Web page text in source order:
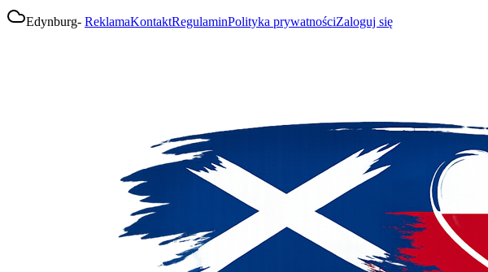
Edynburg- ReklamaKontaktRegulaminPolityka prywatnościZaloguj się